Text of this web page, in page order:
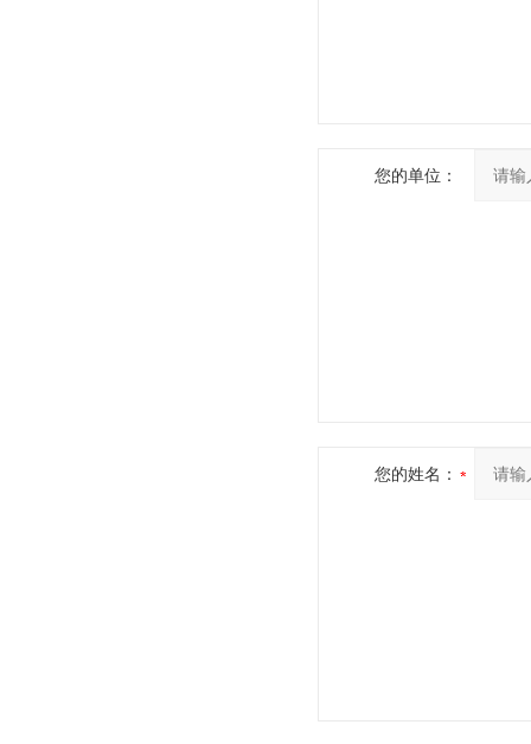
您的单位：
您的姓名：